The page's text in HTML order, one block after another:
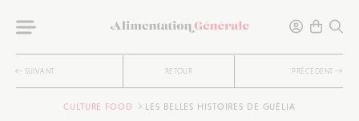
SUIVANT RETOUR PRÉCÉDENT
CULTURE FOOD LES BELLES HISTOIRES DE GUÉLIA